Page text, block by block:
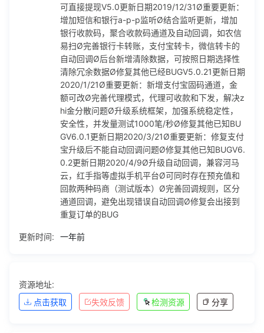
可直接提现V5.0更新日期2019/12/31Ø重要更新：
增加短信和银行a-p-p监听Ø结合监听更新，增加
银行收款码，聚合收款码通道及自动回调，如农信
易扫Ø完善银行卡转账，支付宝转卡，微信转卡的
自动回调Ø后台新增清除数据，可按照日期选择性
清除冗余数据Ø修复其他已经BUGV5.0.21更新日期
2020/1/21Ø重要更新：新增支付宝固码通道，金
额可改Ø完善代理模式，代理可收款和下发，解决z
hi金分散问题Ø升级系统框架，加强系统稳定性，
安全性，并发量测试1000笔/秒Ø修复其他已知BU
GV6.0.1更新日期2020/3/21Ø重要更新：修复支付
宝升级后不能自动回调问题Ø修复其他已知BUGV6.
0.2更新日期2020/4/9Ø升级自动回调，兼容河马
云，红手指等虚拟手机平台Ø可同时存在预充值和
回款两种码商（测试版本）Ø完善回调规则，区分
通道回调，避免出现错误自动回调Ø修复会出接到
重复订单的BUG
更新时间: 一年前
资源地址:
点击获取
失效反馈 检测资源 分享